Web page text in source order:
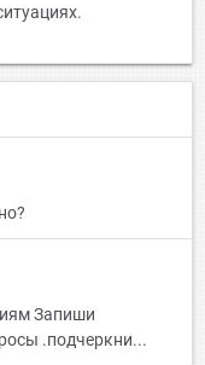
Запиши
.подчеркни...